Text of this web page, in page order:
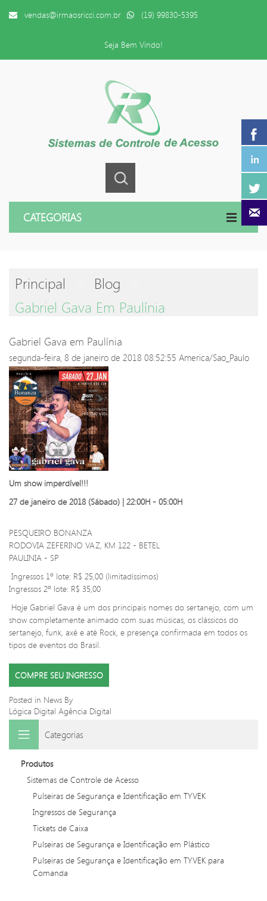
vendas@irmaosricci.com.br (19) 99830-5395
Seja Bem Vindo!
CATEGORIAS
Principal
Blog
Gabriel Gava Em Paulínia
Gabriel Gava em Paulínia
segunda-feira, 8 de janeiro de 2018 08:52:55 America/Sao_Paulo
Um show imperdível!!!
27 de janeiro de 2018 (Sábado) | 22:00H - 05:00H
PESQUEIRO BONANZA
RODOVIA ZEFERINO VAZ, KM 122 - BETEL
PAULINIA - SP
Ingressos 1º lote: R$ 25,00 (limitadíssimos)
Ingressos 2º lote: R$ 35,00
Hoje Gabriel Gava é um dos principais nomes do sertanejo, com um
show completamente animado com suas músicas, os clássicos do
sertanejo, funk, axé e até Rock, e presença confirmada em todos os
tipos de eventos do Brasil.
COMPRE SEU INGRESSO
Posted in News By
Lógica Digital Agência Digital
Categorias
Produtos
Sistemas de Controle de Acesso
Pulseiras de Segurança e Identificação em TYVEK
Ingressos de Segurança
Tickets de Caixa
Pulseiras de Segurança e Identificação em Plástico
Pulseiras de Segurança e Identificação em TYVEK para
Comanda